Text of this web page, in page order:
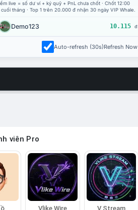
live = số dư ví + ký quỹ + PnL chưa chốt · Chốt 12:00
tháng · Top 1 trên 20.000 đ nhận 30 ngày VIP Whale.
Demo123 10.115 đ
Auto-refresh (30s)Refresh Now
viên Pro
Vlike Wire V Stream